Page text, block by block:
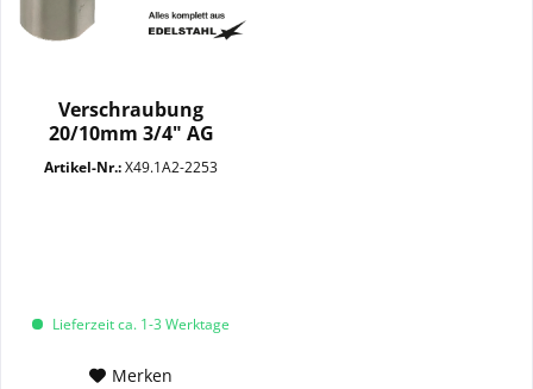
Verschraubung
20/10mm 3/4" AG
SW12+22 VA
Artikel-Nr.:X49.1A2-2253
Lieferzeit ca. 1-3 Werktage
Merken